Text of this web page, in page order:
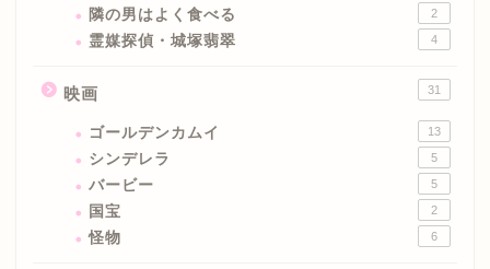
隣の男はよく食べる 2
霊媒探偵・城塚翡翠 4
映画 31
ゴールデンカムイ 13
シンデレラ 5
バービー 5
国宝 2
怪物 6